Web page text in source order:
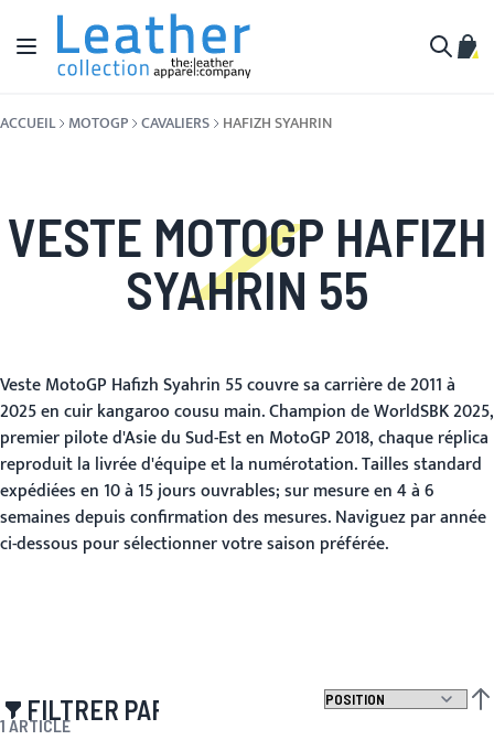
Aller au contenu
Affichage navigation
ACCUEIL MOTOGP CAVALIERS HAFIZH SYAHRIN
VESTE MOTOGP HAFIZH
SYAHRIN 55
Veste MotoGP Hafizh Syahrin 55 couvre sa carrière de 2011 à
2025 en cuir kangaroo cousu main. Champion de WorldSBK 2025,
premier pilote d'Asie du Sud-Est en MotoGP 2018, chaque réplica
reproduit la livrée d'équipe et la numérotation. Tailles standard
expédiées en 10 à 15 jours ouvrables; sur mesure en 4 à 6
semaines depuis confirmation des mesures. Naviguez par année
ci-dessous pour sélectionner votre saison préférée.
FILTRER PAR
1 ARTICLE